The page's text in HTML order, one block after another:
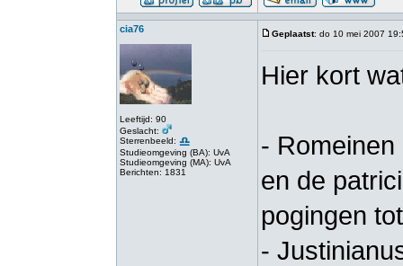
cia76
Leeftijd: 90
Geslacht:
Sterrenbeeld:
Studieomgeving (BA): UvA
Studieomgeving (MA): UvA
Berichten: 1831
Geplaatst: do 10 mei 2007
Hier kort
-
en de
pogingen
-